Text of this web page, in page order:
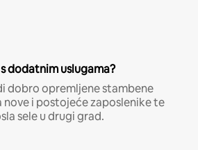
dodatnim uslugama?
dobro opremljene stambene
nove i postojeće zaposlenike te
sele u drugi grad.